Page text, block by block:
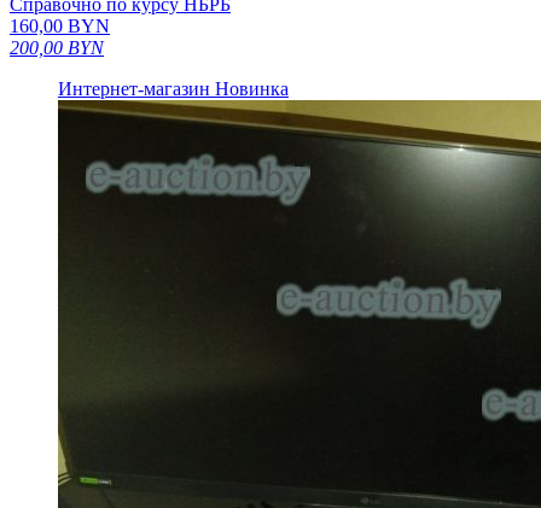
Справочно по курсу НБРБ
160,00 BYN
200,00 BYN
Интернет-магазин Новинка